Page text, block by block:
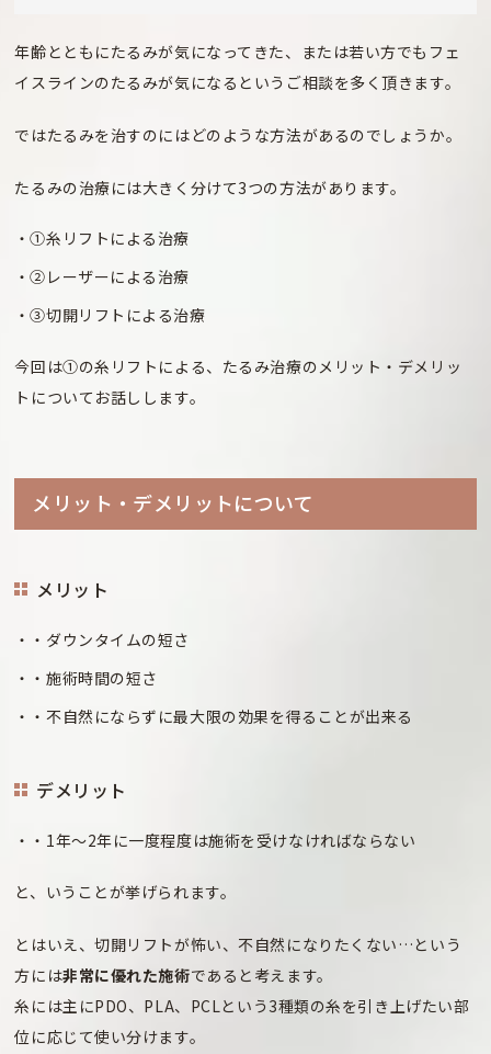
年齢とともにたるみが気になってきた、または若い方でもフェ
イスラインのたるみが気になるというご相談を多く頂きます。
ではたるみを治すのにはどのような方法があるのでしょうか。
たるみの治療には大きく分けて3つの方法があります。
①糸リフトによる治療
②レーザーによる治療
③切開リフトによる治療
今回は①の糸リフトによる、たるみ治療のメリット・デメリッ
トについてお話しします。
メリット ・デメリットについて
メリット
・ダウンタイムの短さ
・施術時間の短さ
・不自然にならずに最大限の効果を得ることが出来る
デメリット
・1年～2年に一度程度は施術を受けなければならない
と、いうことが挙げられます。
とはいえ、切開リフトが怖い、不自然になりたくない…という
方には非常に優れた施術であると考えます。
糸には主にPDO、PLA、PCLという3種類の糸を引き上げたい部
位に応じて使い分けます。